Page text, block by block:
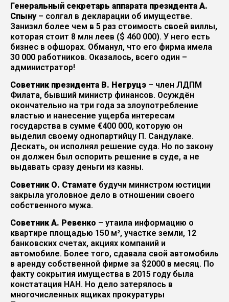
Генеральный секретарь аппарата президента А.
Спыну– солгал в декларации об имуществе.
Занизил более чем в 5 раз стоимость своей виллы,
которая стоит 8 млн леев ($ 460 000). У него есть
бизнес в офшорах. Обманул, что его фирма имела
30 000 работников. Оказалось, всего один –
администратор!
Советник президента В. Негруцэ – член ЛДПМ
Филата, бывший министр финансов. Осуждён
окончательно на три года за злоупотребление
властью и нанесение ущерба интересам
государства в сумме €400 000, которую он
выделил своему однопартийцу П. Сандулаке.
Дескать, он исполнял решение суда. Но по закону
он должен был оспорить решение в суде, а не
выдавать сразу деньги из казны.
Советник О. Стамате будучи министром юстиции
закрыла уголовное дело в отношении своего
собственного мужа.
Советник А. Ревенко – утаила информацию о
квартире площадью 150 м², участке земли, 12
банковских счетах, акциях компаний и
автомобиле. Более того, сдавала свой автомобиль
в аренду собственной фирме за $2000 в месяц. По
факту сокрытия имущества в 2015 году была
констатация НАН. Но дело затерялось в
многочисленных ящиках прокуратуры